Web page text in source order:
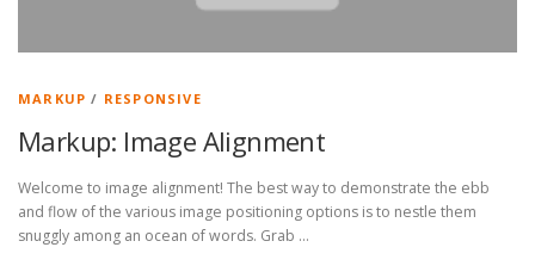
MARKUP / RESPONSIVE
Markup: Image Alignment
Welcome to image alignment! The best way to demonstrate the ebb
and flow of the various image positioning options is to nestle them
snuggly among an ocean of words. Grab …